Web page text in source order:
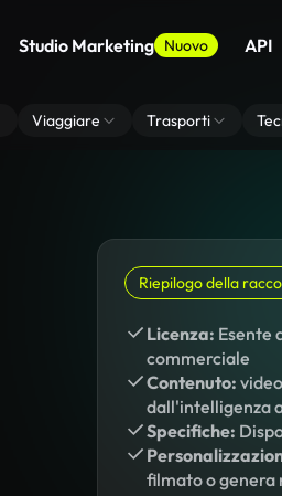
Studio Marketing Nuovo API
Viaggiare Trasporti
Riepilogo della
Licenza: Esente
commerciale
Contenuto:
dall'intelligenza
Specifiche:
filmato o genera